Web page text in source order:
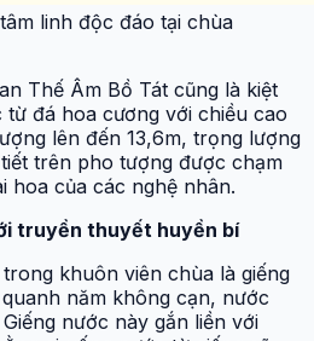
linh độc đáo tại chùa
Thế Âm Bồ Tát cũng là kiệt
đá hoa cương với chiều cao
lên đến 13,6m, trọng lượng
trên pho tượng được chạm
hoa của các nghệ nhân.
truyền thuyết huyền bí
khuôn viên chùa là giếng
năm không cạn, nước
nước này gắn liền với